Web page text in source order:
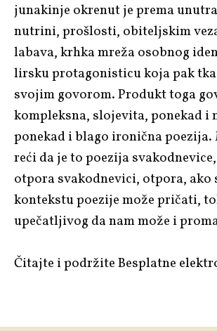
junakinje okrenut je prema
nutrini, prošlosti, obiteljskim
labava, krhka mreža osobnog
lirsku protagonisticu koja pak
svojim govorom. Produkt toga
kompleksna, slojevita, ponekad i
ponekad i blago ironična poezija.
reći da je to poezija
otpora svakodnevici, otpora, ako
kontekstu poezije može pričati,
upečatljivog da nam može i
Čitajte i podržite Besplatne